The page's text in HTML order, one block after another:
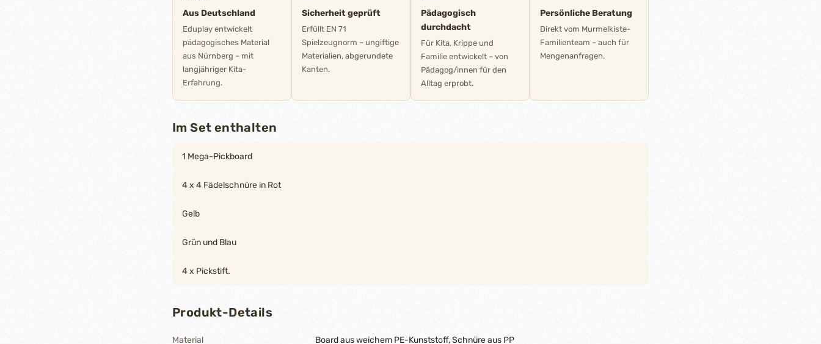
Aus Deutschland
Eduplay entwickelt
pädagogisches Material
aus Nürnberg – mit
langjähriger Kita-
Erfahrung.
Sicherheit geprüft
Erfüllt EN 71
Spielzeugnorm – ungiftige
Materialien, abgerundete
Kanten.
Pädagogisch
durchdacht
Für Kita, Krippe und
Familie entwickelt – von
Pädagog/innen für den
Alltag erprobt.
Persönliche Beratung
Direkt vom Murmelkiste-
Familienteam – auch für
Mengenanfragen.
Im Set enthalten
1 Mega-Pickboard
4 x 4 Fädelschnüre in Rot
Gelb
Grün und Blau
4 x Pickstift.
Produkt-Details
Material Board aus weichem PE-Kunststoff, Schnüre aus PP